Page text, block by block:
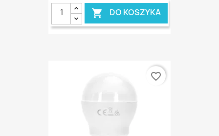
 DO KOSZYKA
favorite_border